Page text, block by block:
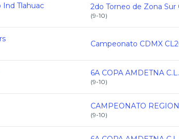
Ind Tlahuac
(9-10)
6A COPA AMDETNA C.L.
(9-10)
(9-10)